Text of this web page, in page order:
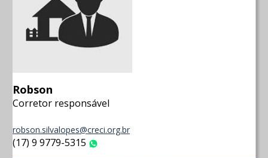
Robson
Corretor responsável
robson.silvalopes@creci.org.br
(17) 9 9779-5315